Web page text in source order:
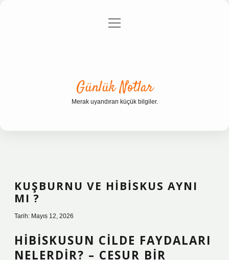
Gizlilik Politikası
menüyü
Günlük Notlar
Merak uyandıran küçük bilgiler.
KUŞBURNU VE HIBISKUS AYNI
MI ?
Tarih: Mayıs 12, 2026
HIBISKUSUN CILDE FAYDALARI
NELERDIR? – CESUR BIR